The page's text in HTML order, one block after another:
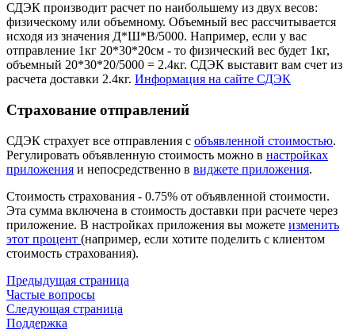
СДЭК производит расчет по наибольшему из двух весов:
физическому или объемному. Объемный вес рассчитывается
исходя из значения Д*Ш*В/5000. Например, если у вас
отправление 1кг 20*30*20см - то физический вес будет 1кг,
объемный 20*30*20/5000 = 2.4кг. СДЭК выставит вам счет из
расчета доставки 2.4кг. Информация на сайте СДЭК
Страхование отправлений
СДЭК страхует все отправления с объявленной стоимостью.
Регулировать объявленную стоимость можно в настройках
приложения и непосредственно в виджете приложения.
Стоимость страхования - 0.75% от объявленной стоимости.
Эта сумма включена в стоимость доставки при расчете через
приложение. В настройках приложения вы можете изменить
этот процент (например, если хотите поделить с клиентом
стоимость страхования).
Предыдущая страница
Частые вопросы
Следующая страница
Поддержка